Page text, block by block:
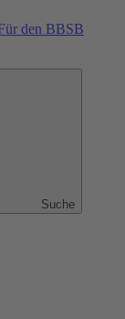
den BBSB
Suche